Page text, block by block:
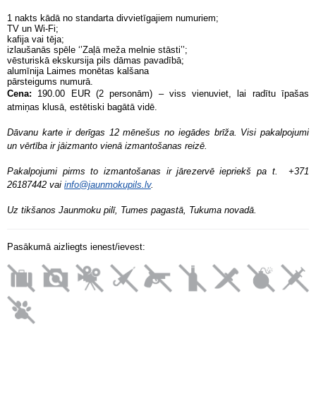
1 nakts kādā no standarta divvietīgajiem numuriem;
TV un Wi-Fi;
kafija vai tēja;
izlaušanās spēle ‘’Zaļā meža melnie stāsti’’;
vēsturiskā ekskursija pils dāmas pavadībā;
alumīnija Laimes monētas kalšana
pārsteigums numurā.
Cena: 190.00 EUR (2 personām) – viss vienuviet, lai radītu īpašas
atmiņas klusā, estētiski bagātā vidē.
Dāvanu karte ir derīgas 12 mēnešus no iegādes brīža. Visi pakalpojumi
un vērtība ir jāizmanto vienā izmantošanas reizē.
Pakalpojumi pirms to izmantošanas ir jārezervē iepriekš pa t. +371
26187442 vai info@jaunmokupils.lv.
Uz tikšanos Jaunmoku pilī, Tumes pagastā, Tukuma novadā.
Pasākumā aizliegts ienest/ievest: